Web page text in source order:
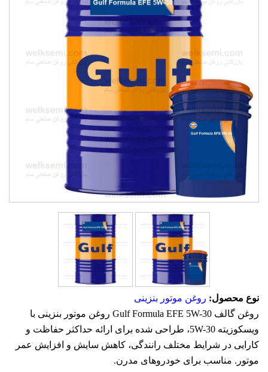
نوع محصول: روغن موتور بنزینی
روغن گالف Gulf Formula EFE 5W-30 روغن موتور بنزینی با
ویسکوزیته 5W-30، طراحی شده برای ارائه حداکثر حفاظت و
کارایی در شرایط مختلف رانندگی، کاهش سایش و افزایش عمر
موتور. مناسب برای خودروهای مدرن.